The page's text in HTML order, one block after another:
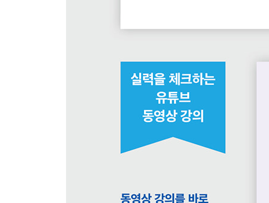
1 자르기 도구 알아보기
3 간단하게 이미지 자르기
4 원하는 비율로 이미지 자르기
5 원근감이 나타나도록 자르기
6 Straighten로 비뚤어진 사진을 바르게 자르기
7 그리드를 이용하여 안정된 구도에 맞게 자르기
08 | 자유롭게 이미지 변형하기 → Transform
3 Distort 기능으로 그림자 만들기